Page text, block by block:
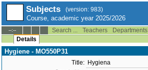
Subjects (version: 983)
Course, academic year 2025/2026
--:-- Search ... Teachers Departments
Details
Hygiene - MO550P31
Title: Hygiena